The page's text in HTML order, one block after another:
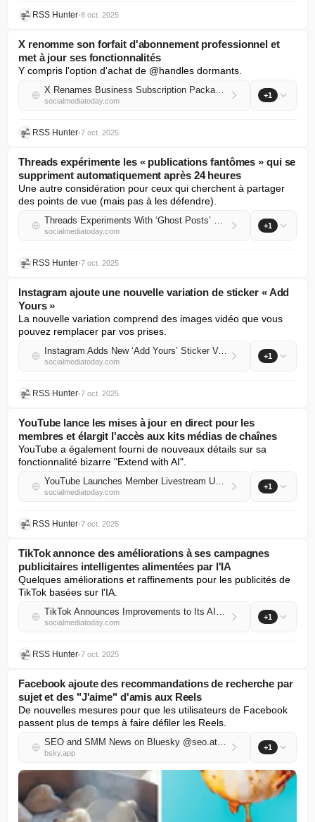
RSS Hunter•8 oct. 2025
X renomme son forfait d'abonnement professionnel et
met à jour ses fonctionnalités
Y compris l'option d'achat de @handles dormants.
X Renames Business Subscription Package, Updates Features
socialmediatoday.com
+1
RSS Hunter•7 oct. 2025
Threads expérimente les « publications fantômes » qui se
suppriment automatiquement après 24 heures
Une autre considération pour ceux qui cherchent à partager
des points de vue (mais pas à les défendre).
Threads Experiments With ‘Ghost Posts’ Which Auto-Delete After 24 Hours
socialmediatoday.com
+1
RSS Hunter•7 oct. 2025
Instagram ajoute une nouvelle variation de sticker « Add
Yours »
La nouvelle variation comprend des images vidéo que vous
pouvez remplacer par vos prises.
Instagram Adds New ‘Add Yours’ Sticker Variation
socialmediatoday.com
+1
RSS Hunter•7 oct. 2025
YouTube lance les mises à jour en direct pour les
membres et élargit l'accès aux kits médias de chaînes
YouTube a également fourni de nouveaux détails sur sa
fonctionnalité bizarre "Extend with AI".
YouTube Launches Member Livestream Updates, Expands Access To Channel Media Kits
socialmediatoday.com
+1
RSS Hunter•7 oct. 2025
TikTok annonce des améliorations à ses campagnes
publicitaires intelligentes alimentées par l'IA
Quelques améliorations et raffinements pour les publicités de
TikTok basées sur l'IA.
TikTok Announces Improvements to Its AI-Powered Smart+ Ad Campaigns
socialmediatoday.com
+1
RSS Hunter•7 oct. 2025
Facebook ajoute des recommandations de recherche par
sujet et des "J'aime" d'amis aux Reels
De nouvelles mesures pour que les utilisateurs de Facebook
passent plus de temps à faire défiler les Reels.
SEO and SMM News on Bluesky @seo.at.thenote.app
bsky.app
+1